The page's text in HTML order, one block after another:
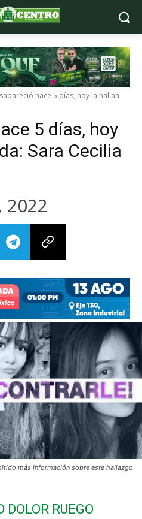
hace 5 días, hoy la hallan
5 días, hoy
Sara Cecilia
más información sobre este hallazgo
DOLOR RUEGO